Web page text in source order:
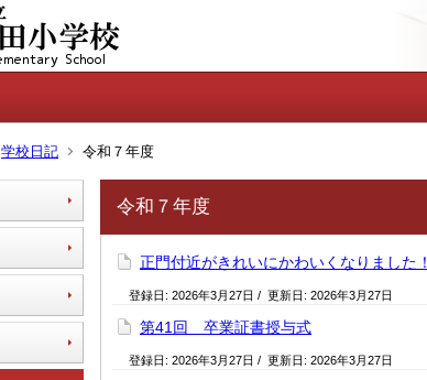
学校日記 令和７年度
令和７年度
正門付近がきれいにかわいくなりました！
登録日: 2026年3月27日 / 更新日: 2026年3月27日
第41回 卒業証書授与式
登録日: 2026年3月27日 / 更新日: 2026年3月27日